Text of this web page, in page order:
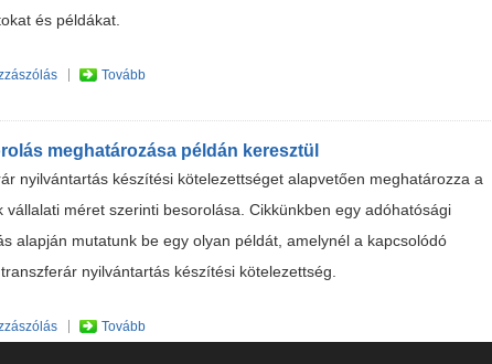
és példákat.
Tovább
meghatározása példán keresztül
nyilvántartás készítési kötelezettséget alapvetően meghatározza a
vállalati méret szerinti besorolása. Cikkünkben egy adóhatósági
alapján mutatunk be egy olyan példát, amelynél a kapcsolódó
nyilvántartás készítési kötelezettség.
Tovább